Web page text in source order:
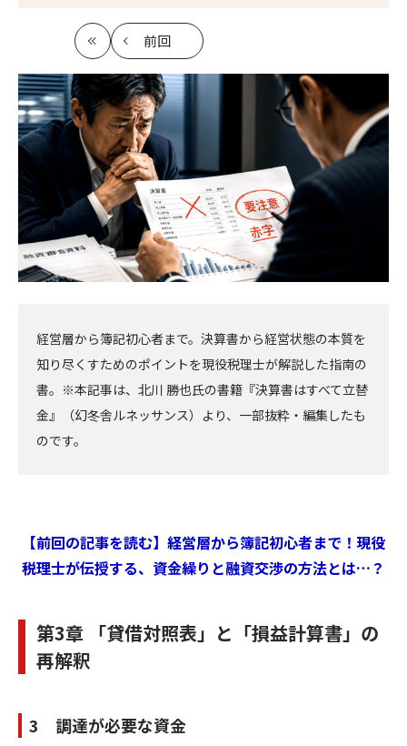
最
初
前回
記
事
へ
経営層から簿記初心者まで。決算書から経営状態の本質を
知り尽くすためのポイントを現役税理士が解説した指南の
書。※本記事は、北川 勝也氏の書籍『決算書はすべて立替
金』（幻冬舎ルネッサンス）より、一部抜粋・編集したも
のです。
【前回の記事を読む】経営層から簿記初心者まで！現役
税理士が伝授する、資金繰りと融資交渉の方法とは…？
第3章 「貸借対照表」と「損益計算書」の
再解釈
3 調達が必要な資金